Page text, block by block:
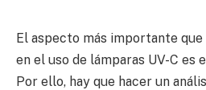
El aspecto más importante
en el uso de lámparas UV-C es
Por ello, hay que hacer un